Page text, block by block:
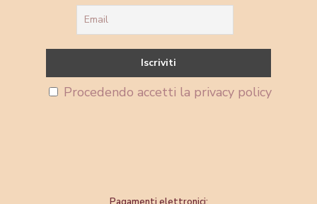
Procedendo accetti la privacy policy